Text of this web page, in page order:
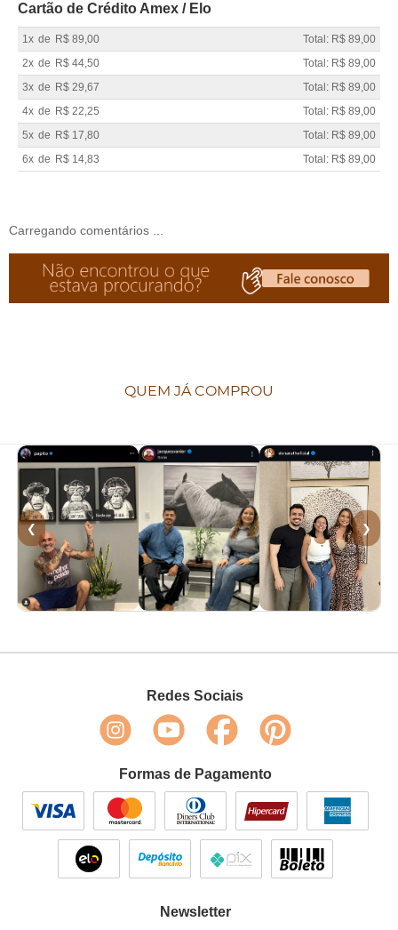
Cartão de Crédito Amex / Elo
1x de R$ 89,00
Total: R$ 89,00
2x de R$ 44,50
Total: R$ 89,00
3x de R$ 29,67
Total: R$ 89,00
4x de R$ 22,25
Total: R$ 89,00
5x de R$ 17,80
Total: R$ 89,00
6x de R$ 14,83 Total: R$ 89,00
Carregando comentários ...
QUEM JÁ COMPROU
❮ ❯
Redes Sociais
Formas de Pagamento
Newsletter